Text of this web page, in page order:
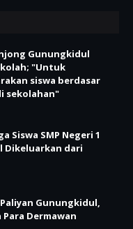
Gunungkidul
"Untuk
siswa berdasar
sekolahan"
Siswa SMP Negeri 1
Dikeluarkan dari
Gunungkidul,
Dermawan